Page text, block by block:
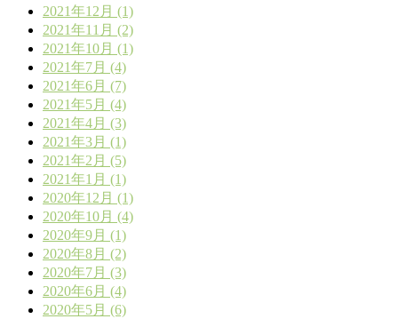
2021年12月 (1)
2021年11月 (2)
2021年10月 (1)
2021年7月 (4)
2021年6月 (7)
2021年5月 (4)
2021年4月 (3)
2021年3月 (1)
2021年2月 (5)
2021年1月 (1)
2020年12月 (1)
2020年10月 (4)
2020年9月 (1)
2020年8月 (2)
2020年7月 (3)
2020年6月 (4)
2020年5月 (6)